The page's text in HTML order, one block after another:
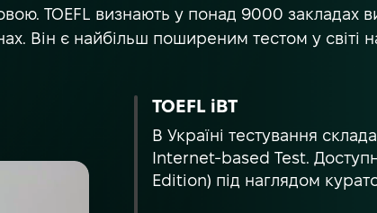
TOEFL визнають у понад 9000 закладах
Він є найбільш поширеним тестом у світі
TOEFL iBT
В Україні тестування
Internet-based Test.
Edition) під наглядом